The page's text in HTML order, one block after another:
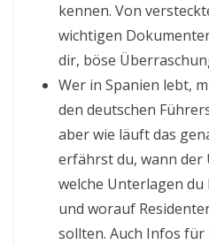
kennen. Von
wichtigen
dir, böse
Wer in Spanien lebt,
den deutschen
aber wie läuft das
erfährst du, wann der
welche Unterlagen
und worauf
sollten. Auch Infos